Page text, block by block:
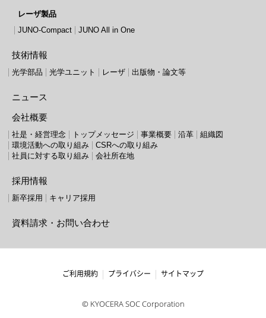
レーザ製品
JUNO-Compact
JUNO All in One
技術情報
光学部品 光学ユニット レーザ 出版物・論文等
ニュース
会社概要
社是・経営理念 トップメッセージ 事業概要 沿革
組織図
環境活動への取り組み
CSRへの取り組み
社員に対する取り組み
会社所在地
採用情報
新卒採用 キャリア採用
資料請求・お問い合わせ
ご利用規約 プライバシー サイトマップ
© KYOCERA SOC Corporation